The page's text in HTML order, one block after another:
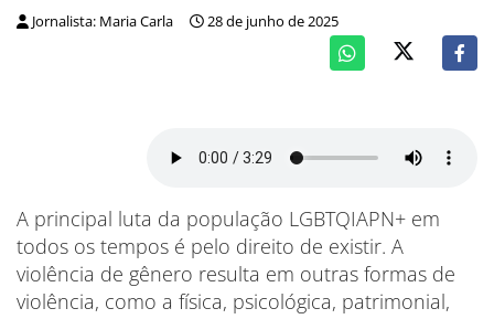
Jornalista: Maria Carla 28 de junho de 2025
A principal luta da população LGBTQIAPN+ em
todos os tempos é pelo direito de existir. A
violência de gênero resulta em outras formas de
violência, como a física, psicológica, patrimonial,